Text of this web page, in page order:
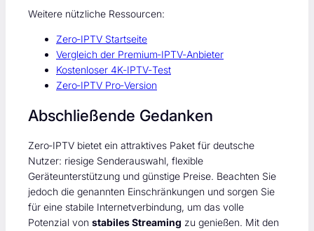
Weitere nützliche Ressourcen:
Zero‑IPTV Startseite
Vergleich der Premium‑IPTV‑Anbieter
Kostenloser 4K‑IPTV‑Test
Zero‑IPTV Pro‑Version
Abschließende Gedanken
Zero‑IPTV bietet ein attraktives Paket für deutsche
Nutzer: riesige Senderauswahl, flexible
Geräteunterstützung und günstige Preise. Beachten Sie
jedoch die genannten Einschränkungen und sorgen Sie
für eine stabile Internetverbindung, um das volle
Potenzial von stabiles Streaming zu genießen. Mit den